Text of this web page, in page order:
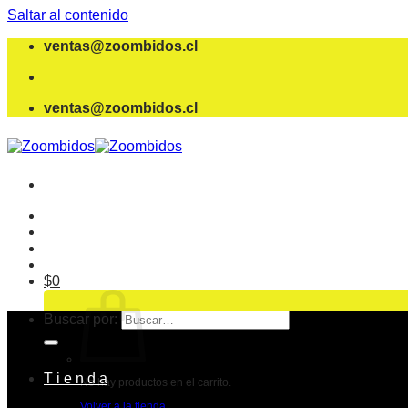
Saltar al contenido
ventas@zoombidos.cl
ventas@zoombidos.cl
$0
No hay productos en el carrito.
Buscar por:
T i e n d a